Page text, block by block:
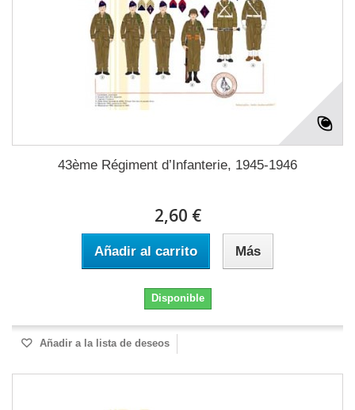
43ème Régiment d’Infanterie, 1945-1946
2,60 €
Añadir al carrito Más
Disponible
Añadir a la lista de deseos